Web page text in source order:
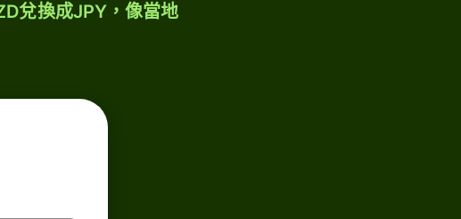
兌換成JPY，像當地